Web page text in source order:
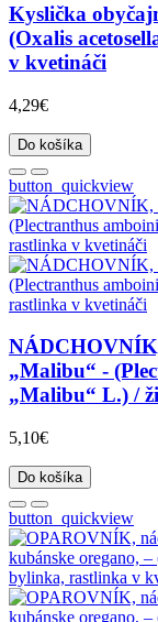
Kyslička
(Oxalis
v kvetináči
4,29€
Do košíka
button_quickview
„Malibu“ -
„Malibu“ L.) /
5,10€
Do košíka
button_quickview